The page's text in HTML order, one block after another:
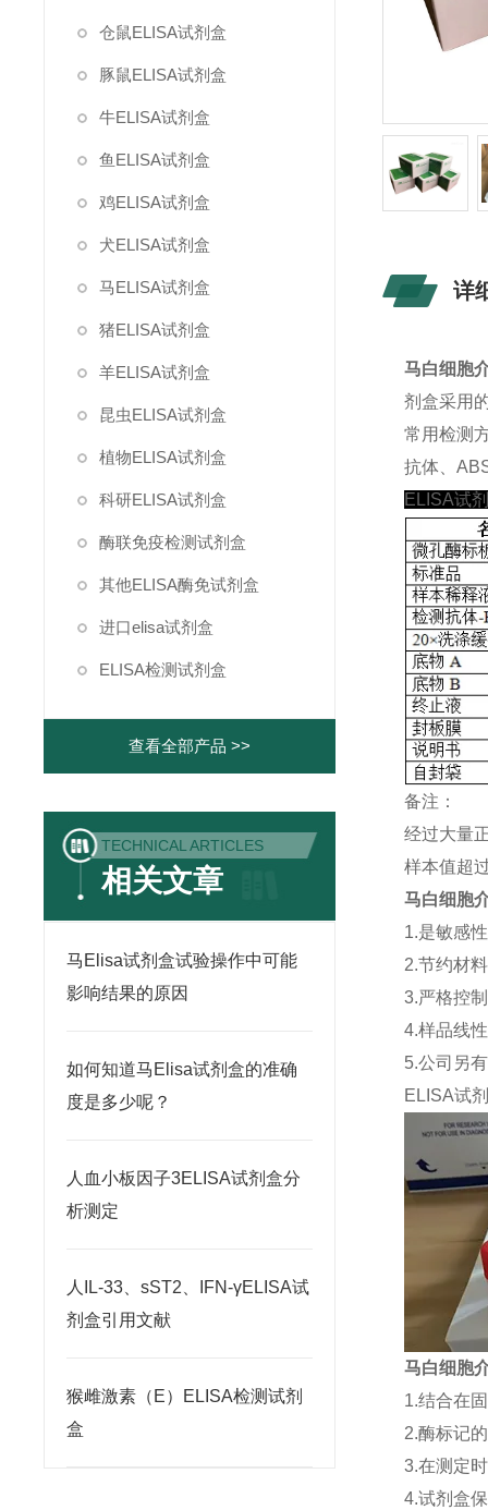
仓鼠ELISA试剂盒
豚鼠ELISA试剂盒
牛ELISA试剂盒
鱼ELISA试剂盒
鸡ELISA试剂盒
犬ELISA试剂盒
马ELISA试剂盒
猪ELISA试剂盒
羊ELISA试剂盒
昆虫ELISA试剂盒
植物ELISA试剂盒
科研ELISA试剂盒
酶联免疫检测试剂盒
其他ELISA酶免试剂盒
进口elisa试剂盒
ELISA检测试剂盒
查看全部产品 >>
TECHNICAL ARTICLES
相关文章
马Elisa试剂盒试验操作中可能
影响结果的原因
如何知道马Elisa试剂盒的准确
度是多少呢？
人血小板因子3ELISA试剂盒分
析测定
人IL-33、sST2、IFN-γELISA试
剂盒引用文献
猴雌激素（E）ELISA检测试剂
盒
详
马白细胞
剂盒采用
常用检测
抗体、
ELISA试
备注：
经过大量
样本值超
马白细胞
1.是敏感
2.节约材
3.严格控
4.样品线
5.公司另
ELISA试
马白细胞
1.结合在
2.酶标记
3.在测定
4.试剂盒